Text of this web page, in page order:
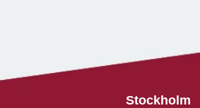
Stockholm